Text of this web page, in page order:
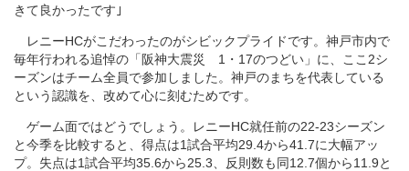
きて良かったです｣
レニーHCがこだわったのがシビックプライドです。神戸市内で
毎年行われる追悼の「阪神大震災 1・17のつどい」に、ここ2シ
ーズンはチーム全員で参加しました。神戸のまちを代表している
という認識を、改めて心に刻むためです。
ゲーム面ではどうでしょう。レニーHC就任前の22-23シーズン
と今季を比較すると、得点は1試合平均29.4から41.7に大幅アッ
プ。失点は1試合平均35.6から25.3、反則数も同12.7個から11.9と